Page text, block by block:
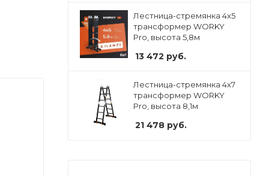
Лестница-стремянка 4x5
трансформер WORKY
Pro, высота 5,8м
13 472 руб.
Лестница-стремянка 4x7
трансформер WORKY
Pro, высота 8,1м
21 478 руб.